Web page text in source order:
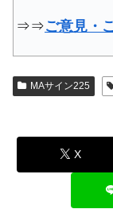
⇒⇒ご意見・
MAサイン225
X